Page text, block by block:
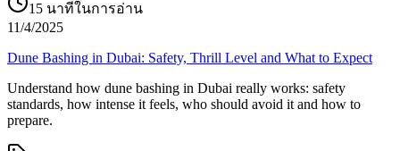
15 นาทีในการอ่าน
11/4/2025
Dune Bashing in Dubai: Safety, Thrill Level and What to Expect
Understand how dune bashing in Dubai really works: safety
standards, how intense it feels, who should avoid it and how to
prepare.